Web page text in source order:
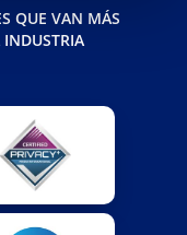
QUE VAN MÁS